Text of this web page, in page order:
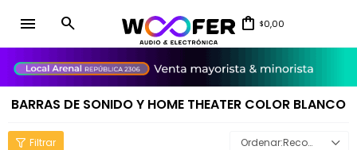
menu $0,00
BARRAS DE SONIDO Y HOME THEATER COLOR BLANCO
Recomendados
close